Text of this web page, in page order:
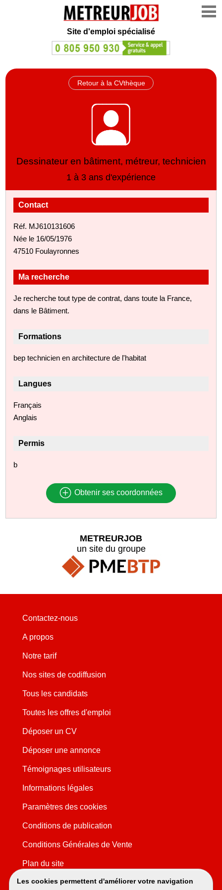
Site d'emploi spécialisé
Retour à la CVthèque
Dessinateur en bâtiment, métreur, technicien
1 à 3 ans d'expérience
Contact
Réf. MJ610131606
Née le 16/05/1976
47510 Foulayronnes
Ma recherche
Je recherche tout type de contrat, dans toute la France,
dans le Bâtiment.
Formations
bep technicien en architecture de l'habitat
Langues
Français
Anglais
Permis
b
Obtenir ses coordonnées
Les cookies permettent d'améliorer votre navigation
METREURJOB
un site du groupe
Contactez-nous
A propos
Notre tarif
Nos sites de codiffusion
Tous les candidats
Toutes les offres d'emploi
Déposer un CV
Déposer une annonce
Témoignages utilisateurs
Informations légales
Paramètres des cookies
Conditions de publication
Conditions Générales de Vente
Plan du site